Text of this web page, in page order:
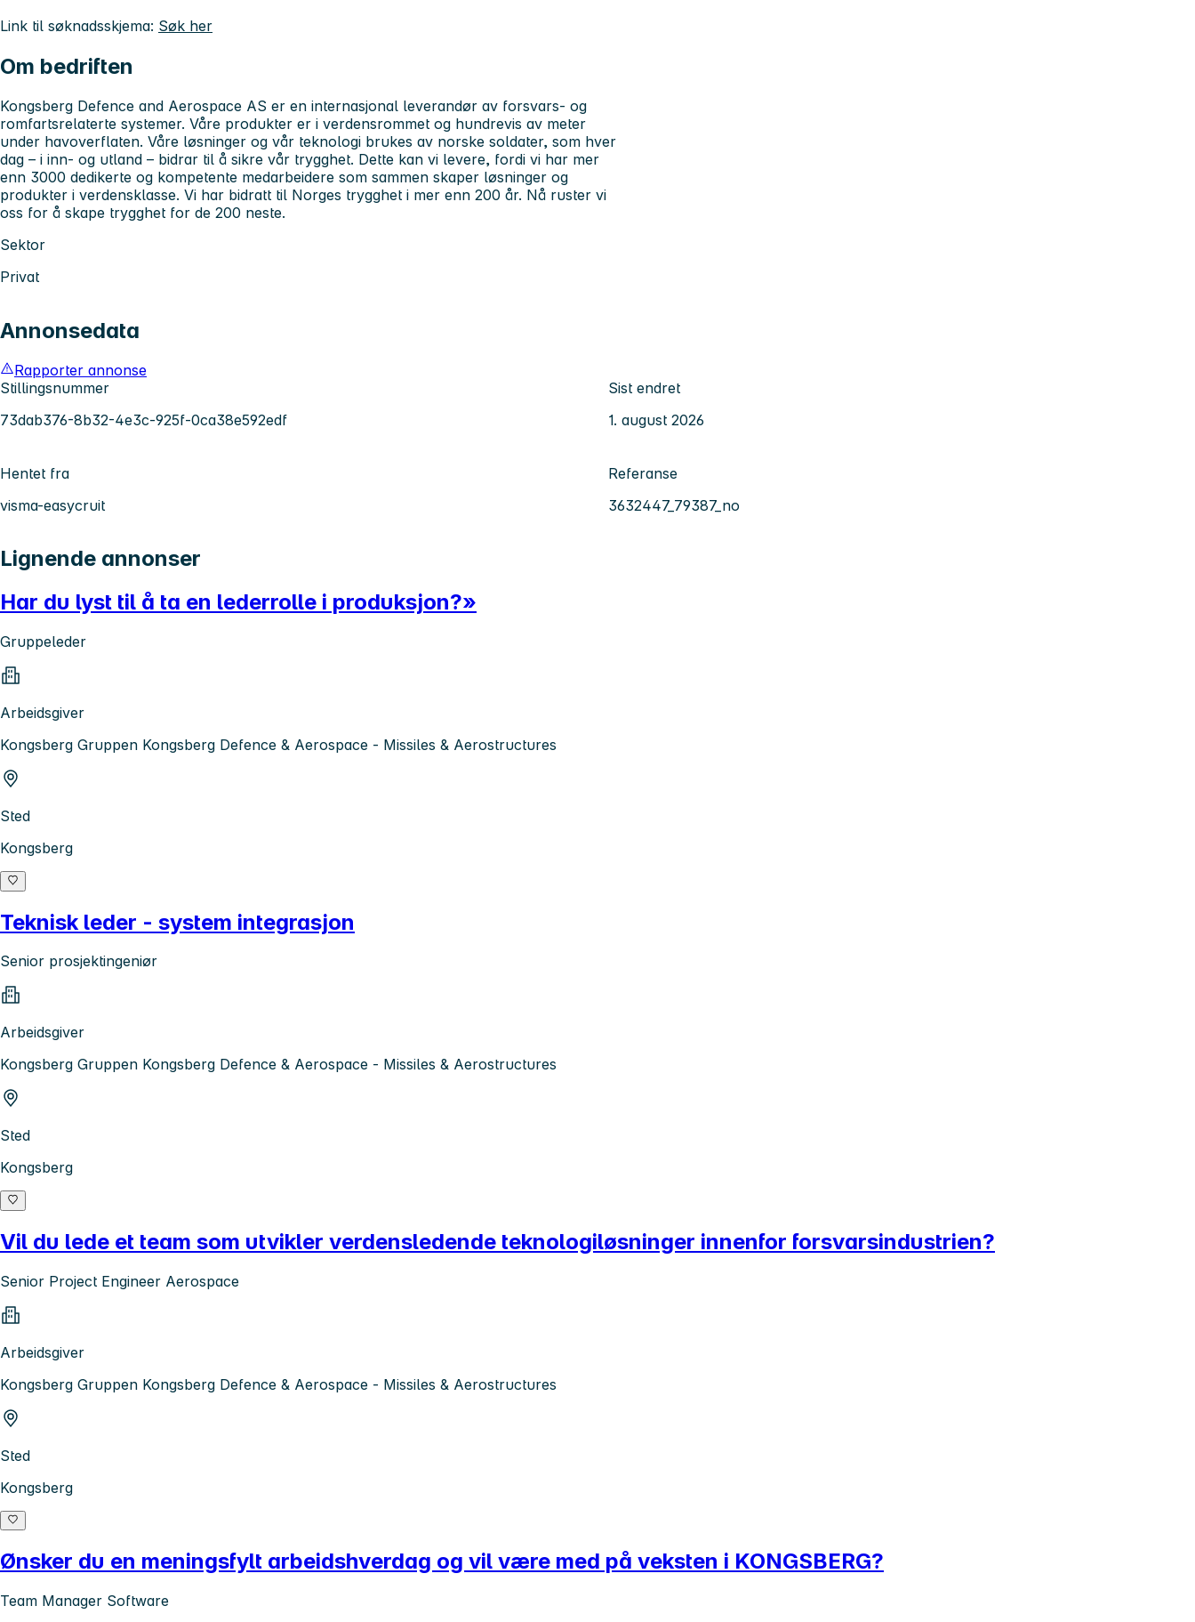
Link til søknadsskjema: Søk her
Om bedriften
Kongsberg Defence and Aerospace AS er en internasjonal leverandør av forsvars- og
romfartsrelaterte systemer. Våre produkter er i verdensrommet og hundrevis av meter
under havoverflaten. Våre løsninger og vår teknologi brukes av norske soldater, som hver
dag – i inn- og utland – bidrar til å sikre vår trygghet. Dette kan vi levere, fordi vi har mer
enn 3000 dedikerte og kompetente medarbeidere som sammen skaper løsninger og
produkter i verdensklasse. Vi har bidratt til Norges trygghet i mer enn 200 år. Nå ruster vi
oss for å skape trygghet for de 200 neste.
Sektor
Privat
Annonsedata
Rapporter annonse
Stillingsnummer
73dab376-8b32-4e3c-925f-0ca38e592edf
Sist endret
1. august 2026
Hentet fra
visma-easycruit
Referanse
3632447_79387_no
Lignende annonser
Har du lyst til å ta en lederrolle i produksjon?»
Gruppeleder
Arbeidsgiver
Kongsberg Gruppen Kongsberg Defence & Aerospace - Missiles & Aerostructures
Sted
Kongsberg
Teknisk leder - system integrasjon
Senior prosjektingeniør
Arbeidsgiver
Kongsberg Gruppen Kongsberg Defence & Aerospace - Missiles & Aerostructures
Sted
Kongsberg
Vil du lede et team som utvikler verdensledende teknologiløsninger innenfor forsvarsindustrien?
Senior Project Engineer Aerospace
Arbeidsgiver
Kongsberg Gruppen Kongsberg Defence & Aerospace - Missiles & Aerostructures
Sted
Kongsberg
Ønsker du en meningsfylt arbeidshverdag og vil være med på veksten i KONGSBERG?
Team Manager Software